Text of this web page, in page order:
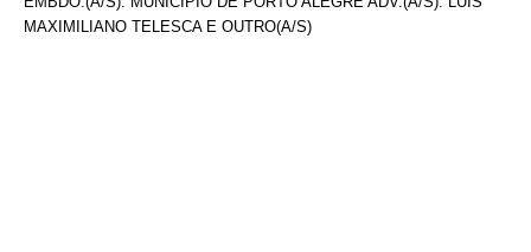
MAXIMILIANO TELESCA E OUTRO(A/S)